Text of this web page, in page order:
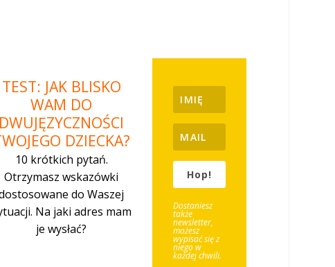
TEST: JAK BLISKO
WAM DO
DWUJĘZYCZNOŚCI
DZIECKA?
10 krótkich pytań.
Otrzymasz wskazówki
do Waszej
Na jaki adres mam
je wysłać?
Hop!
Dostaniesz
także
newsletter,
możesz
wypisać się z
niego w
każdej chwili.